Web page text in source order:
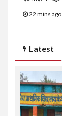
22 mins ago
Latest